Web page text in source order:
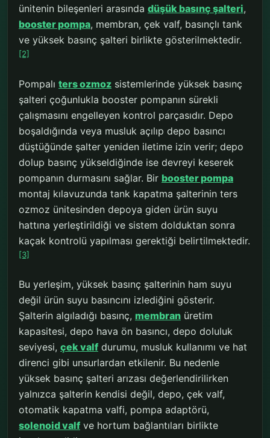
ünitenin bileşenleri arasında düşük basınç şalteri,
booster pompa, membran, çek valf, basınçlı tank
ve yüksek basınç şalteri birlikte gösterilmektedir.
[2]
Pompalı ters ozmoz sistemlerinde yüksek basınç
şalteri çoğunlukla booster pompanın sürekli
çalışmasını engelleyen kontrol parçasıdır. Depo
boşaldığında veya musluk açılıp depo basıncı
düştüğünde şalter yeniden iletime izin verir; depo
dolup basınç yükseldiğinde ise devreyi keserek
pompanın durmasını sağlar. Bir booster pompa
montaj kılavuzunda tank kapatma şalterinin ters
ozmoz ünitesinden depoya giden ürün suyu
hattına yerleştirildiği ve sistem dolduktan sonra
kaçak kontrolü yapılması gerektiği belirtilmektedir.
[3]
Bu yerleşim, yüksek basınç şalterinin ham suyu
değil ürün suyu basıncını izlediğini gösterir.
Şalterin algıladığı basınç, membran üretim
kapasitesi, depo hava ön basıncı, depo doluluk
seviyesi, çek valf durumu, musluk kullanımı ve hat
direnci gibi unsurlardan etkilenir. Bu nedenle
yüksek basınç şalteri arızası değerlendirilirken
yalnızca şalterin kendisi değil, depo, çek valf,
otomatik kapatma valfi, pompa adaptörü,
solenoid valf ve hortum bağlantıları birlikte